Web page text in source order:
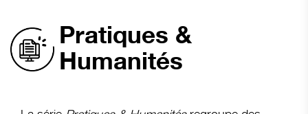
Pratiques &
Humanités